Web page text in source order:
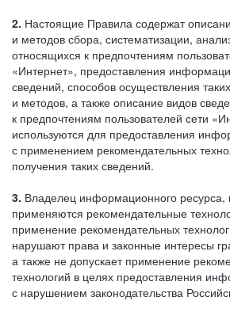
2. Настоящие Правила содержат
и методов сбора, систематизации,
относящихся к предпочтениям
«Интернет», предоставления
сведений, способов осуществления
и методов, а также описание видов
к предпочтениям пользователей сети
используются для предоставления
с применением рекомендательных
получения таких сведений.
3. Владелец информационного ресурса,
применяются рекомендательные
применение рекомендательных
нарушают права и законные интересы
а также не допускает применение
технологий в целях предоставления
с нарушением законодательства